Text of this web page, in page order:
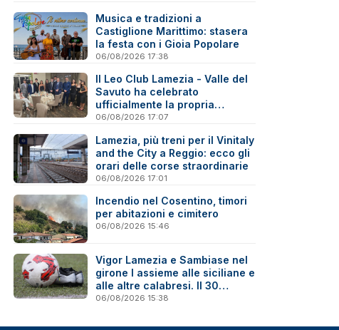
Musica e tradizioni a
Castiglione Marittimo: stasera
la festa con i Gioia Popolare
06/08/2026 17:38
Il Leo Club Lamezia - Valle del
Savuto ha celebrato
ufficialmente la propria
riattivazione
06/08/2026 17:07
Lamezia, più treni per il Vinitaly
and the City a Reggio: ecco gli
orari delle corse straordinarie
06/08/2026 17:01
Incendio nel Cosentino, timori
per abitazioni e cimitero
06/08/2026 15:46
Vigor Lamezia e Sambiase nel
girone I assieme alle siciliane e
alle altre calabresi. Il 30
agosto stracittadina di Coppa
06/08/2026 15:38